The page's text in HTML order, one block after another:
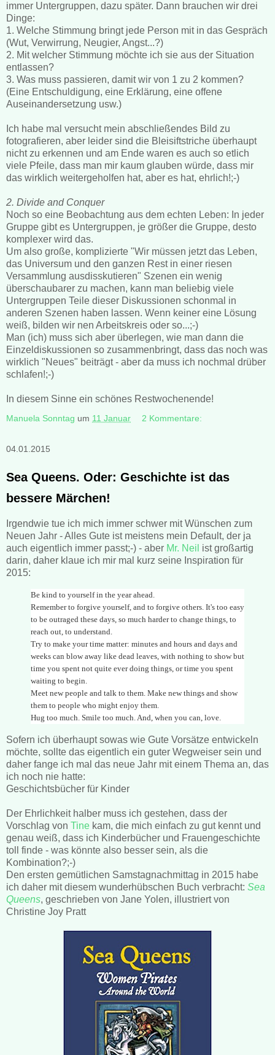
immer Untergruppen, dazu später. Dann brauchen wir drei
Dinge:
1. Welche Stimmung bringt jede Person mit in das Gespräch
(Wut, Verwirrung, Neugier, Angst...?)
2. Mit welcher Stimmung möchte ich sie aus der Situation
entlassen?
3. Was muss passieren, damit wir von 1 zu 2 kommen?
(Eine Entschuldigung, eine Erklärung, eine offene
Auseinandersetzung usw.)
Ich habe mal versucht mein abschließendes Bild zu
fotografieren, aber leider sind die Bleisiftstriche überhaupt
nicht zu erkennen und am Ende waren es auch so etlich
viele Pfeile, dass man mir kaum glauben würde, dass mir
das wirklich weitergeholfen hat, aber es hat, ehrlich!;-)
2. Divide and Conquer
Noch so eine Beobachtung aus dem echten Leben: In jeder
Gruppe gibt es Untergruppen, je größer die Gruppe, desto
komplexer wird das.
Um also große, komplizierte "Wir müssen jetzt das Leben,
das Universum und den ganzen Rest in einer riesen
Versammlung ausdisskutieren" Szenen ein wenig
überschaubarer zu machen, kann man beliebig viele
Untergruppen Teile dieser Diskussionen schonmal in
anderen Szenen haben lassen. Wenn keiner eine Lösung
weiß, bilden wir nen Arbeitskreis oder so...;-)
Man (ich) muss sich aber überlegen, wie man dann die
Einzeldiskussionen so zusammenbringt, dass das noch was
wirklich "Neues" beiträgt - aber da muss ich nochmal drüber
schlafen!;-)
In diesem Sinne ein schönes Restwochenende!
Manuela Sonntag um 11 Januar 2 Kommentare:
04.01.2015
Sea Queens. Oder: Geschichte ist das
bessere Märchen!
Irgendwie tue ich mich immer schwer mit Wünschen zum
Neuen Jahr - Alles Gute ist meistens mein Default, der ja
auch eigentlich immer passt;-) - aber Mr. Neil ist großartig
darin, daher klaue ich mir mal kurz seine Inspiration für
2015:
Be kind to yourself in the year ahead.
Remember to forgive yourself, and to forgive others. It's too easy
to be outraged these days, so much harder to change things, to
reach out, to understand.
Try to make your time matter: minutes and hours and days and
weeks can blow away like dead leaves, with nothing to show but
time you spent not quite ever doing things, or time you spent
waiting to begin.
Meet new people and talk to them. Make new things and show
them to people who might enjoy them.
Hug too much. Smile too much. And, when you can, love.
Sofern ich überhaupt sowas wie Gute Vorsätze entwickeln
möchte, sollte das eigentlich ein guter Wegweiser sein und
daher fange ich mal das neue Jahr mit einem Thema an, das
ich noch nie hatte:
Geschichtsbücher für Kinder
Der Ehrlichkeit halber muss ich gestehen, dass der
Vorschlag von Tine kam, die mich einfach zu gut kennt und
genau weiß, dass ich Kinderbücher und Frauengeschichte
toll finde - was könnte also besser sein, als die
Kombination?;-)
Den ersten gemütlichen Samstagnachmittag in 2015 habe
ich daher mit diesem wunderhübschen Buch verbracht: Sea
Queens, geschrieben von Jane Yolen, illustriert von
Christine Joy Pratt